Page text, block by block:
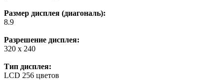
Размер дисплея (диагональ):
8.9
Разрешение дисплея:
320 x 240
Тип дисплея:
LCD 256 цветов